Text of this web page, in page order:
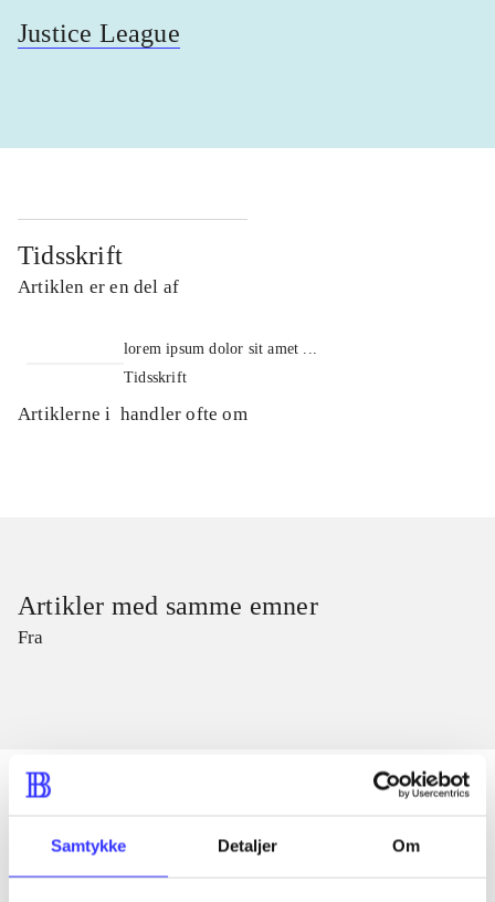
Samtykke Detaljer Om
Justice League
Tidsskrift
Artiklen er en del af
lorem ipsum dolor sit amet ...
Tidsskrift
Artiklerne i handler ofte om
Artikler med samme emner
Fra
Artikler